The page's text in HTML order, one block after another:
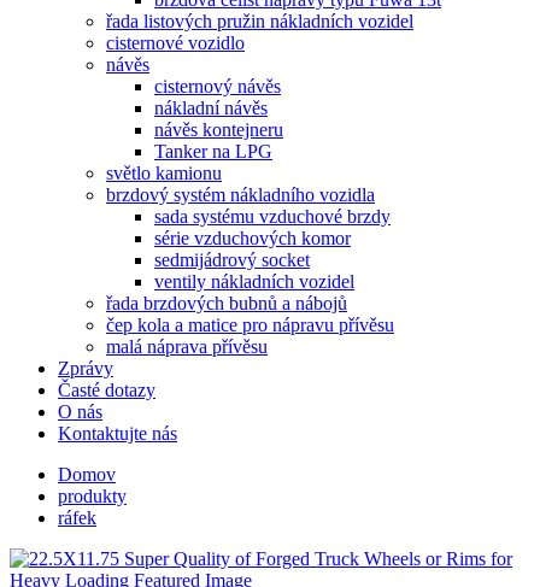
řada listových pružin nákladních vozidel
cisternové vozidlo
návěs
cisternový návěs
nákladní návěs
návěs kontejneru
Tanker na LPG
světlo kamionu
brzdový systém nákladního vozidla
sada systému vzduchové brzdy
série vzduchových komor
sedmijádrový socket
ventily nákladních vozidel
řada brzdových bubnů a nábojů
čep kola a matice pro nápravu přívěsu
malá náprava přívěsu
Zprávy
Časté dotazy
O nás
Kontaktujte nás
Domov
produkty
ráfek